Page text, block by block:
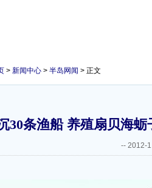
> 新闻中心 > 半岛网闻 > 正文
30条渔船 养殖扇贝海蛎
-- 2012-